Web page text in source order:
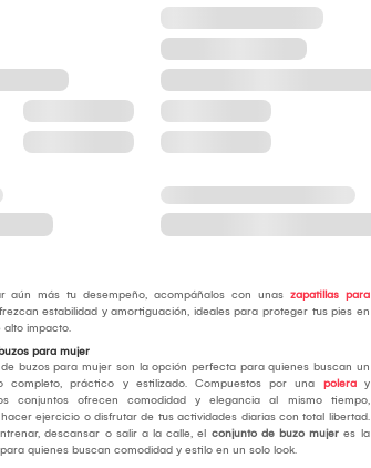
aún más tu desempeño, acompáñalos con unas zapatillas para
estabilidad y amortiguación, ideales para proteger tus pies en
alto impacto.
para mujer
de buzos para mujer son la opción perfecta para quienes buscan un
completo, práctico y estilizado. Compuestos por una poleray
conjuntos ofrecen comodidad y elegancia al mismo tiempo,
ejercicio o disfrutar de tus actividades diarias con total libertad.
descansar o salir a la calle, el conjunto de buzo mujeres la
quienes buscan comodidad y estilo en un solo look.